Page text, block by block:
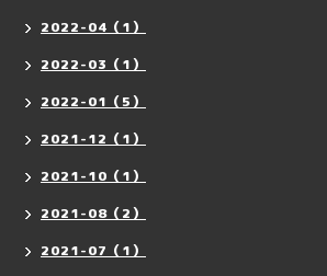
2022-04（1）
2022-03（1）
2022-01（5）
2021-12（1）
2021-10（1）
2021-08（2）
2021-07（1）